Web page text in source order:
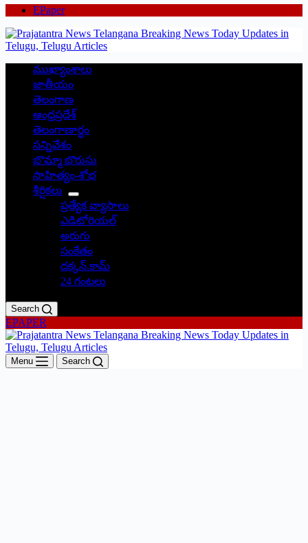
EPaper
ముఖ్యాంశాలు
జాతీయం
తెలంగాణ
ఆంధ్రప్రదేశ్
తెలంగాణార్థం
సన్నివేశం
బొమ్మా బొరుసు
సాహిత్యం-శోభ
శీర్షికలు
ప్రత్యేక వ్యాసాలు
ఎడిటోరియల్
అరుగు
సంకేతం
దక్కన్.కామ్
24 గంటలు
Search
EPAPER
Menu Search